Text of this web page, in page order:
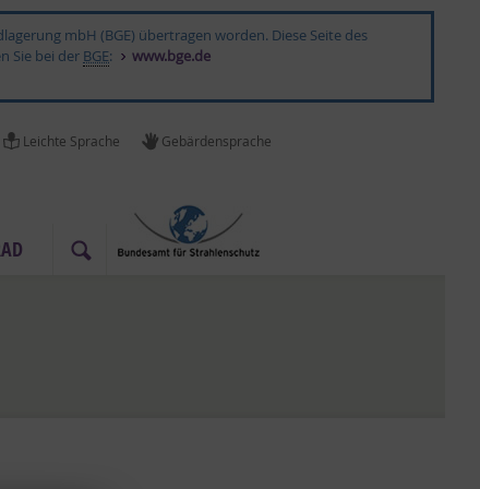
mbH (BGE) übertragen worden. Diese Seite des
Sie bei der BGE: www.bge.de
Leich­te Spra­che Ge­bär­den­spra­che